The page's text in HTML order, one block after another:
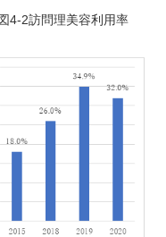
4-2訪問理美容利用率